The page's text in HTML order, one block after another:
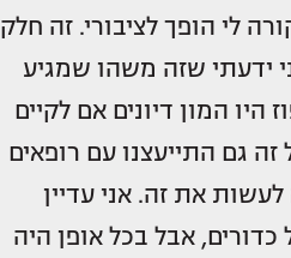
לי הופך לציבורי. זה חלק
ידעתי שזה משהו שמגיע
המון דיונים אם לקיים
גם התייעצנו עם רופאים
לעשות את זה. אני עדיין
אבל בכל אופן היה